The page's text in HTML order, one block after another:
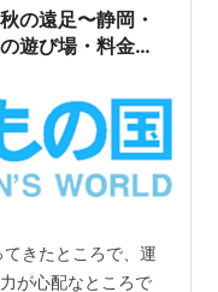
冒険王国だ！ また
の遠足〜静岡・
遊び場・料金
きたところで、運
が心配なところで